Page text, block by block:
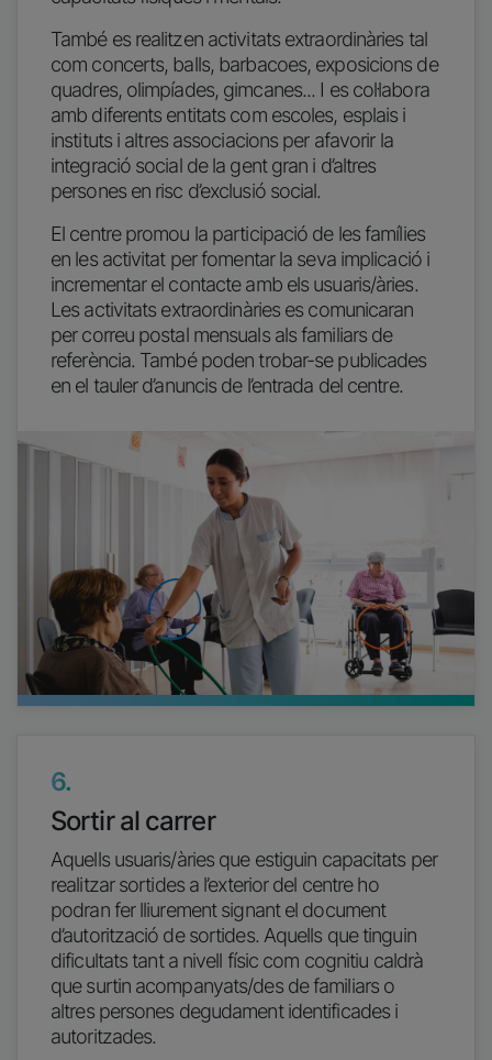
També es realitzen activitats extraordinàries tal
com concerts, balls, barbacoes, exposicions de
quadres, olimpíades, gimcanes... I es col·labora
amb diferents entitats com escoles, esplais i
instituts i altres associacions per afavorir la
integració social de la gent gran i d’altres
persones en risc d’exclusió social.
El centre promou la participació de les famílies
en les activitat per fomentar la seva implicació i
incrementar el contacte amb els usuaris/àries.
Les activitats extraordinàries es comunicaran
per correu postal mensuals als familiars de
referència. També poden trobar-se publicades
en el tauler d’anuncis de l’entrada del centre.
Imatge
6.
Sortir al carrer
Aquells usuaris/àries que estiguin capacitats per
realitzar sortides a l’exterior del centre ho
podran fer lliurement signant el document
d’autorització de sortides. Aquells que tinguin
dificultats tant a nivell físic com cognitiu caldrà
que surtin acompanyats/des de familiars o
altres persones degudament identificades i
autoritzades.